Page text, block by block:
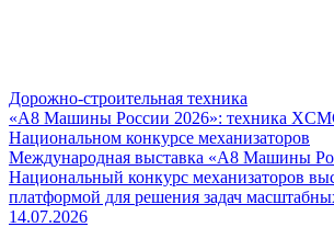
Дорожно-строительная техника
«А8 Машины России 2026»: техника
Национальном конкурсе механизаторов
Международная выставка «А8 Машины
Национальный конкурс механизаторов
платформой для решения задач
14.07.2026